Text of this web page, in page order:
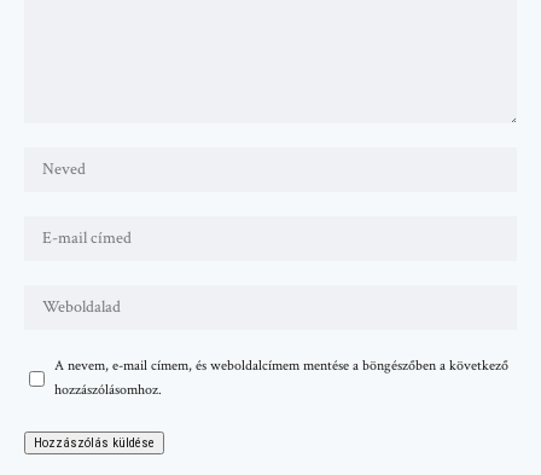
A nevem, e-mail címem, és weboldalcímem mentése a böngészőben a következő
hozzászólásomhoz.